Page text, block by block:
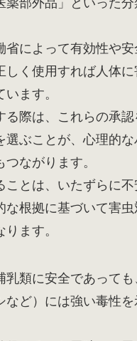
省によって有効性や
しく使用すれば人体に
ます。
る際は、これらの承認
選ぶことが、心理的
ながります。
ことは、いたずらに不
な根拠に基づいて害
ます。
乳類に安全であって
など）には強い毒性を